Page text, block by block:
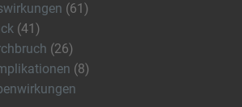
(61)
(41)
(26)
(8)